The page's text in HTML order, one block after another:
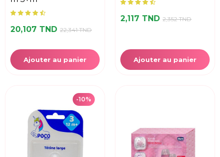
20,107 TND 22,341 TND
Ajouter au panier
2,117 TND 2,352 TND
Ajouter au panier
-10%